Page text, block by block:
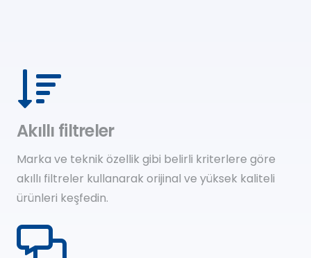
Akıllı filtreler
Marka ve teknik özellik gibi belirli kriterlere göre
akıllı filtreler kullanarak orijinal ve yüksek kaliteli
ürünleri keşfedin.